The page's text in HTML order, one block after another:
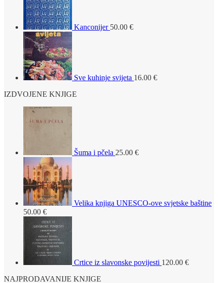
Kanconijer 50.00 €
Sve kuhinje svijeta 16.00 €
IZDVOJENE KNJIGE
Šuma i pčela 25.00 €
Velika knjiga UNESCO-ove svjetske baštine
50.00 €
Crtice iz slavonske povijesti 120.00 €
NAJPRODAVANIJE KNJIGE